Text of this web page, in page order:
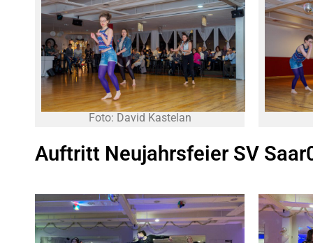
Foto: David Kastelan
Auftritt Neujahrsfeier SV